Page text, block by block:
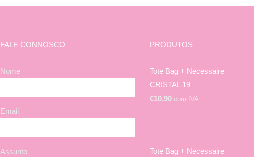
FALE CONNOSCO
Nome
Email
Assunto
PRODUTOS
Tote Bag + Necessaire
CRISTAL 19
€10,90 com IVA
Tote Bag + Necessaire